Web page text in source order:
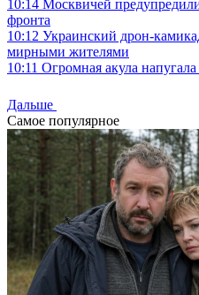
10:14 Москвичей
фронта
10:12 Украинский дрон-
мирными жителями
10:11 Огромная акула
Дальше
Самое популярное